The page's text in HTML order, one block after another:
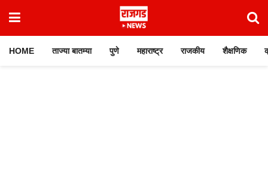
HOME ताज्या बातम्या पुणे महाराष्ट्र राजकीय शैक्षणिक